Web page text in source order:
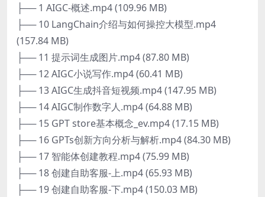
├── 1 AIGC-概述.mp4 (109.96 MB)
├── 10 LangChain介绍与如何操控大模型.mp4
(157.84 MB)
├── 11 提示词生成图片.mp4 (87.80 MB)
├── 12 AIGC小说写作.mp4 (60.41 MB)
├── 13 AIGC生成抖音短视频.mp4 (147.95 MB)
├── 14 AIGC制作数字人.mp4 (64.88 MB)
├── 15 GPT store基本概念_ev.mp4 (17.15 MB)
├── 16 GPTs创新方向分析与解析.mp4 (84.30 MB)
├── 17 智能体创建教程.mp4 (75.99 MB)
├── 18 创建自助客服-上.mp4 (65.93 MB)
├── 19 创建自助客服-下.mp4 (150.03 MB)